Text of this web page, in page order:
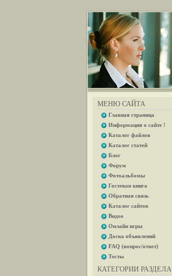
МЕНЮ САЙТА
Главная страница
Информация о сайте !
Каталог файлов
Каталог статей
Блог
Форум
Фотоальбомы
Гостевая книга
Обратная связь
Каталог сайтов
Видео
Онлайн игры
Доска объявлений
FAQ (вопрос/ответ)
Тесты
КАТЕГОРИИ РАЗДЕЛА